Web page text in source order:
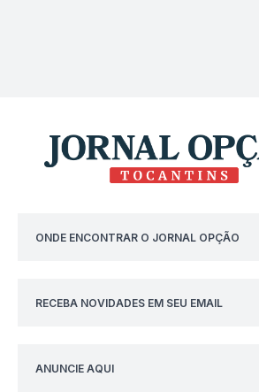
ONDE ENCONTRAR O JORNAL OPÇÃO
RECEBA NOVIDADES EM SEU EMAIL
ANUNCIE AQUI